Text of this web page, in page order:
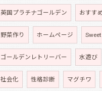
英国プラチナゴールデン おすす
野菜作り ホームページ
ゴールデンレトリーバー 水遊び
社会化 性格診断 マグチワ